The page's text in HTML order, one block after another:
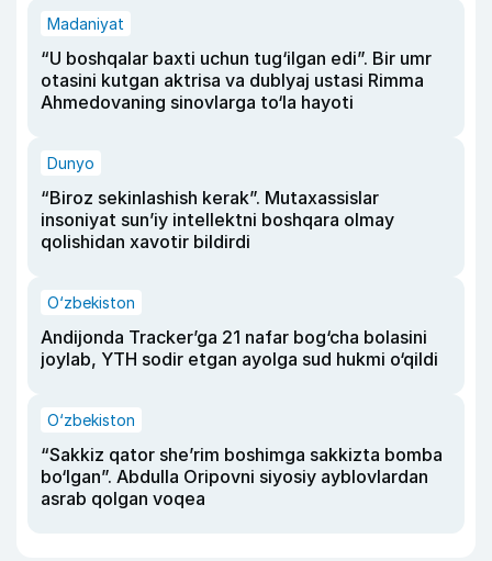
Madaniyat
“U boshqalar baxti uchun tug‘ilgan edi”. Bir umr
otasini kutgan aktrisa va dublyaj ustasi Rimma
Ahmedovaning sinovlarga to‘la hayoti
Dunyo
“Biroz sekinlashish kerak”. Mutaxassislar
insoniyat sun’iy intellektni boshqara olmay
qolishidan xavotir bildirdi
O‘zbekiston
Andijonda Tracker’ga 21 nafar bog‘cha bolasini
joylab, YTH sodir etgan ayolga sud hukmi o‘qildi
O‘zbekiston
“Sakkiz qator she’rim boshimga sakkizta bomba
bo‘lgan”. Abdulla Oripovni siyosiy ayblovlardan
asrab qolgan voqea